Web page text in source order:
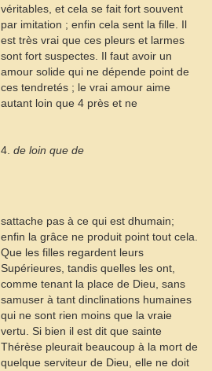
véritables, et cela se fait fort souvent
par imitation ; enfin cela sent la fille. Il
est très vrai que ces pleurs et larmes
sont fort suspectes. Il faut avoir un
amour solide qui ne dépende point de
ces tendretés ; le vrai amour aime
autant loin que 4 près et ne
4. de loin que de
sattache pas à ce qui est dhumain;
enfin la grâce ne produit point tout cela.
Que les filles regardent leurs
Supérieures, tandis quelles les ont,
comme tenant la place de Dieu, sans
samuser à tant dinclinations humaines
qui ne sont rien moins que la vraie
vertu. Si bien il est dit que sainte
Thérèse pleurait beaucoup à la mort de
quelque serviteur de Dieu, elle ne doit